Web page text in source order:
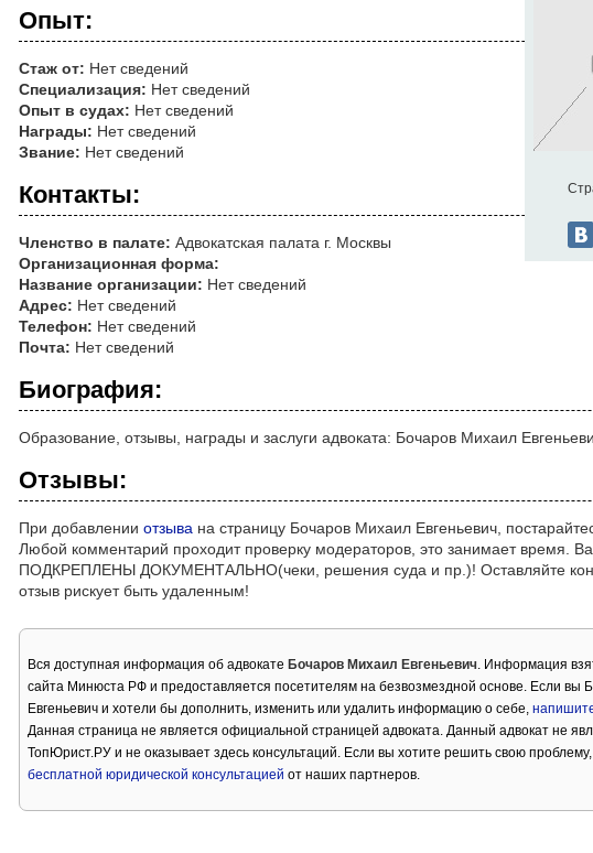
Опыт:
Стаж от: Нет сведений
Специализация: Нет сведений
Опыт в судах: Нет сведений
Награды: Нет сведений
Звание: Нет сведений
Контакты:
Членство в палате: Адвокатская палата г. Москвы
Организационная форма:
Название организации: Нет сведений
Адрес: Нет сведений
Телефон: Нет сведений
Почта: Нет сведений
Биография:
Образование, отзывы, награды и заслуги адвоката: Бочаров Михаил
Отзывы:
При добавлении отзыва на страницу Бочаров Михаил Евгеньевич,
Любой комментарий проходит проверку модераторов, это занимает время.
ПОДКРЕПЛЕНЫ ДОКУМЕНТАЛЬНО(чеки, решения суда и пр.)! Оставляйте
отзыв рискует быть удаленным!
Вся доступная информация об адвокате Бочаров Михаил Евгеньевич. Информация
сайта Минюста РФ и предоставляется посетителям на безвозмездной основе. Если вы
Евгеньевич и хотели бы дополнить, изменить или удалить информацию о себе,
Данная страница не является официальной страницей адвоката. Данный адвокат не
ТопЮрист.РУ и не оказывает здесь консультаций. Если вы хотите решить свою проблему,
бесплатной юридической консультацией от наших партнеров.